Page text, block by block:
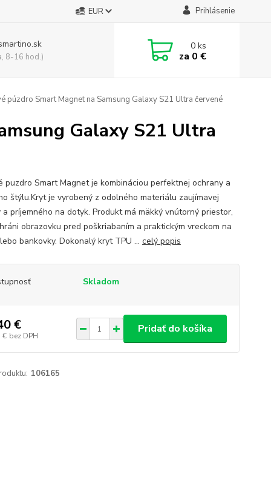
EUR Prihlásenie
8-16 hod.)
0ks
za 0 €
púzdro Smart Magnet na Samsung Galaxy S21 Ultra červené
Galaxy S21 Ultra
puzdro Smart Magnet je kombináciou perfektnej ochrany a
štýlu.Kryt je vyrobený z odolného materiálu zaujímavej
príjemného na dotyk. Produkt má mäkký vnútorný priestor,
obrazovku pred poškriabaním a praktickým vreckom na
bankovky. Dokonalý kryt TPU ... celý popis
Skladom
€
€ bez DPH
Pridať do košíka
106165